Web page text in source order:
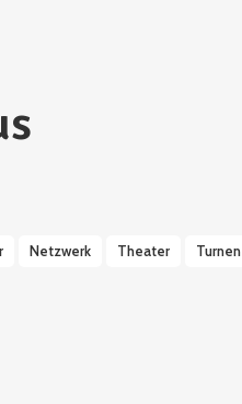
Netzwerk Theater Turnen